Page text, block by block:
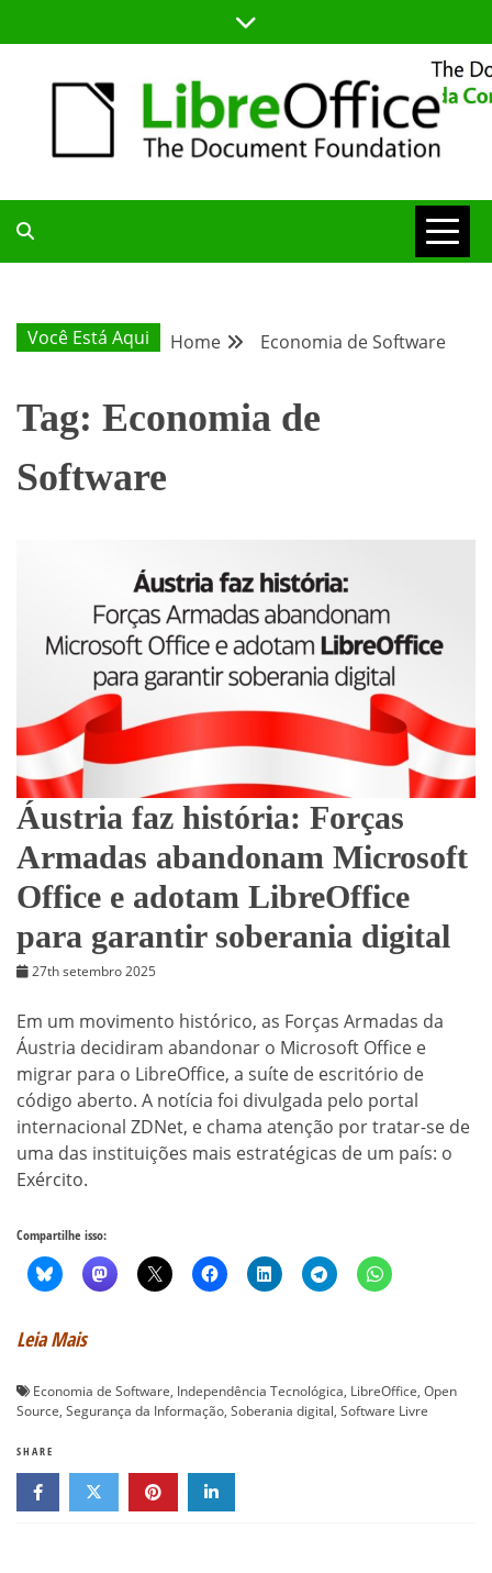
to
BLOG DA
COMUNIDADE
BRASILEIRA
Você Está Aqui Home Economia de Software
Tag: Economia de
Software
Áustria faz história: Forças
Armadas abandonam Microsoft
Office e adotam LibreOffice
para garantir soberania digital
27th setembro 2025
Em um movimento histórico, as Forças Armadas da
Áustria decidiram abandonar o Microsoft Office e
migrar para o LibreOffice, a suíte de escritório de
código aberto. A notícia foi divulgada pelo portal
internacional ZDNet, e chama atenção por tratar-se de
uma das instituições mais estratégicas de um país: o
Exército.
Compartilhe isso:
Leia Mais
Economia de Software, Independência Tecnológica, LibreOffice, Open
Source, Segurança da Informação, Soberania digital, Software Livre
SHARE